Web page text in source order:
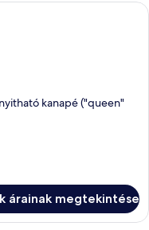
szoba, ahol a fa
kanapé ("queen"
árainak megtekintése